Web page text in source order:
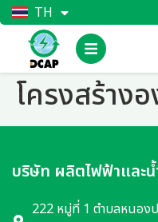
TH
EN
โครงสร้าง
บริษัท ผลิตไฟฟ้าและน้
222 หมู่ที่ 1 ตำบลหนอง